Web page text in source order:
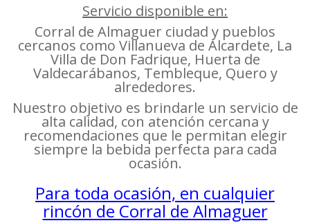
Servicio disponible en:
Corral de Almaguer ciudad y pueblos
cercanos como Villanueva de Alcardete, La
Villa de Don Fadrique, Huerta de
Valdecarábanos, Tembleque, Quero y
alrededores.
Nuestro objetivo es brindarle un servicio de
alta calidad, con atención cercana y
recomendaciones que le permitan elegir
siempre la bebida perfecta para cada
ocasión.
Para toda ocasión, en cualquier
rincón de Corral de Almaguer